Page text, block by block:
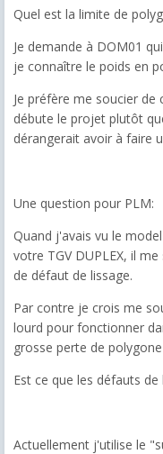
Quel est la limite de
Je demande à DOM01
je connaître le poids en
Je préfère me soucier
débute le projet plutôt
dérangerait avoir à faire
Une question pour PLM:
Quand j'avais vu le
votre TGV DUPLEX, il
de défaut de lissage.
Par contre je crois me
lourd pour fonctionner
grosse perte de
Est ce que les défauts
Actuellement j'utilise le